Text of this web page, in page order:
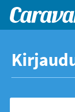
sisältöön
Caravan-
Leirintämatkailun